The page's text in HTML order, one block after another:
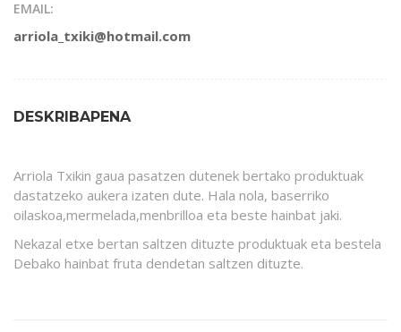
EMAIL:
arriola_txiki@hotmail.com
DESKRIBAPENA
Arriola Txikin gaua pasatzen dutenek bertako produktuak
dastatzeko aukera izaten dute. Hala nola, baserriko
oilaskoa,mermelada,menbrilloa eta beste hainbat jaki.
Nekazal etxe bertan saltzen dituzte produktuak eta bestela
Debako hainbat fruta dendetan saltzen dituzte.